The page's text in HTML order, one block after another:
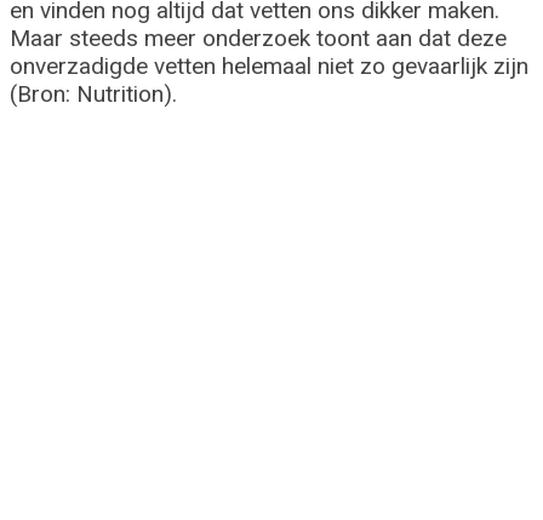
en vinden nog altijd dat vetten ons dikker maken.
Maar steeds meer onderzoek toont aan dat deze
onverzadigde vetten helemaal niet zo gevaarlijk zijn
(Bron: Nutrition).